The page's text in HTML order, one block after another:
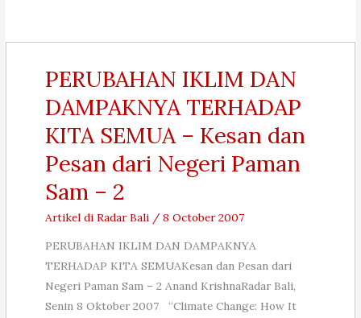
PERUBAHAN IKLIM DAN
DAMPAKNYA TERHADAP
KITA SEMUA – Kesan dan
Pesan dari Negeri Paman
Sam – 2
Artikel di Radar Bali /8 October 2007
PERUBAHAN IKLIM DAN DAMPAKNYA
TERHADAP KITA SEMUAKesan dan Pesan dari
Negeri Paman Sam – 2 Anand KrishnaRadar Bali,
Senin 8 Oktober 2007 “Climate Change: How It